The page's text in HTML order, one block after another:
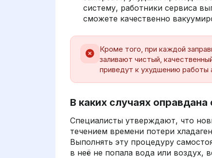
систему, работники сервиса
сможете качественно
Кроме того, при каждой
заливают чистый,
приведут к ухудшению работы
В каких случаях
Специалисты утверждают, что
течением времени потери
Выполнять эту процедуру
в неё не попала вода или воздух,